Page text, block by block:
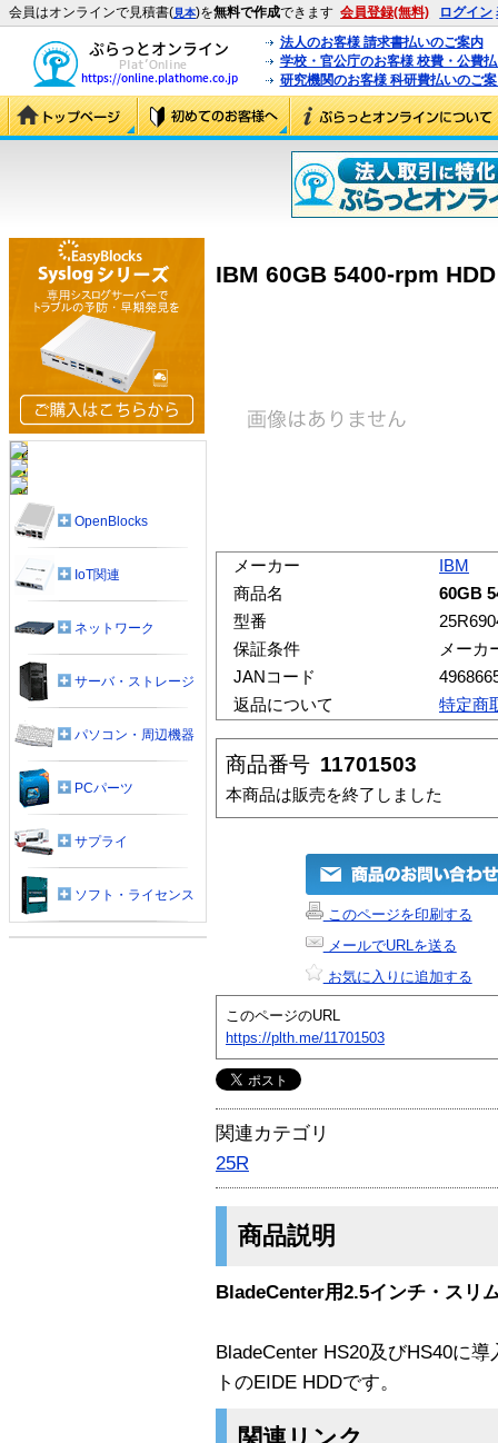
会員はオンラインで見積書(見本)を無料で作成できます 会員登録(無料) ログイン
法人のお客様 請求書払いのご案内
学校・官公庁のお客様 校費・公費
研究機関のお客様 科研費払いのご
IBM 60GB 5400-rpm
メーカー
IBM
商品名
60GB
型番
保証条件
メーカ
JANコード
返品について
特定商
商品番号 11701503
本商品は販売を終了しました
このページを印刷する
メールでURLを送る
お気に入りに追加する
このページのURL
https://plth.me/11701503
関連カテゴリ
25R
商品説明
BladeCenter用2.5インチ・スリ
BladeCenter HS20及びHS40に
トのEIDE HDDです。
OpenBlocks
IoT関連
ネットワーク
サーバ・ストレージ
パソコン・周辺機器
PCパーツ
サプライ
ソフト・ライセンス